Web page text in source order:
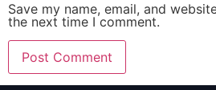
Save my name, email, and
the next time I comment.